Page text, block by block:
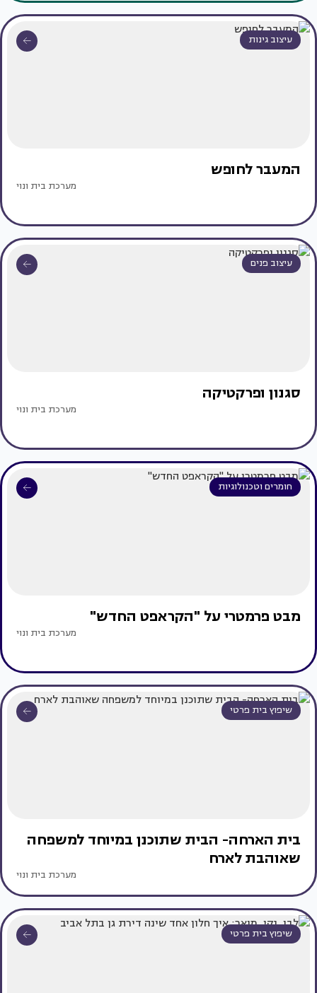
עיצוב גינות
המעבר לחופש
מערכת בית ונוי
עיצוב פנים
סגנון ופרקטיקה
מערכת בית ונוי
חומרים וטכנולוגיות
מבט פרמטרי על "הקראפט החדש"
מערכת בית ונוי
שיפוץ בית פרטי
בית הארחה- הבית שתוכנן במיוחד למשפחה
שאוהבת לארח
מערכת בית ונוי
שיפוץ בית פרטי